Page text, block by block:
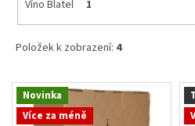
Víno Blatel 1
Položek k zobrazení: 4
V Novinka
Více za méně